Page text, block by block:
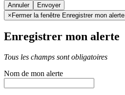
Annuler
× Fermer la fenêtre Enregistrer mon alerte
Enregistrer mon alerte
Tous les champs sont obligatoires
Nom de mon alerte